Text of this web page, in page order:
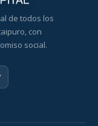
de todos los
con
social.